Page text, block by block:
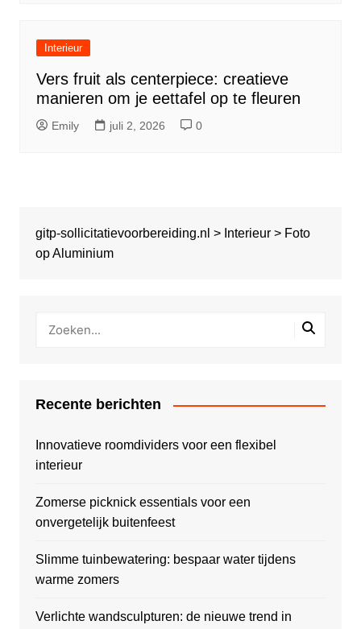
Interieur
Vers fruit als centerpiece: creatieve
manieren om je eettafel op te fleuren
Emily juli 2, 2026 0
gitp-sollicitatievoorbereiding.nl > Interieur> Foto
op Aluminium
Recente berichten
Innovatieve roomdividers voor een flexibel
interieur
Zomerse picknick essentials voor een
onvergetelijk buitenfeest
Slimme tuinbewatering: bespaar water tijdens
warme zomers
Verlichte wandsculpturen: de nieuwe trend in